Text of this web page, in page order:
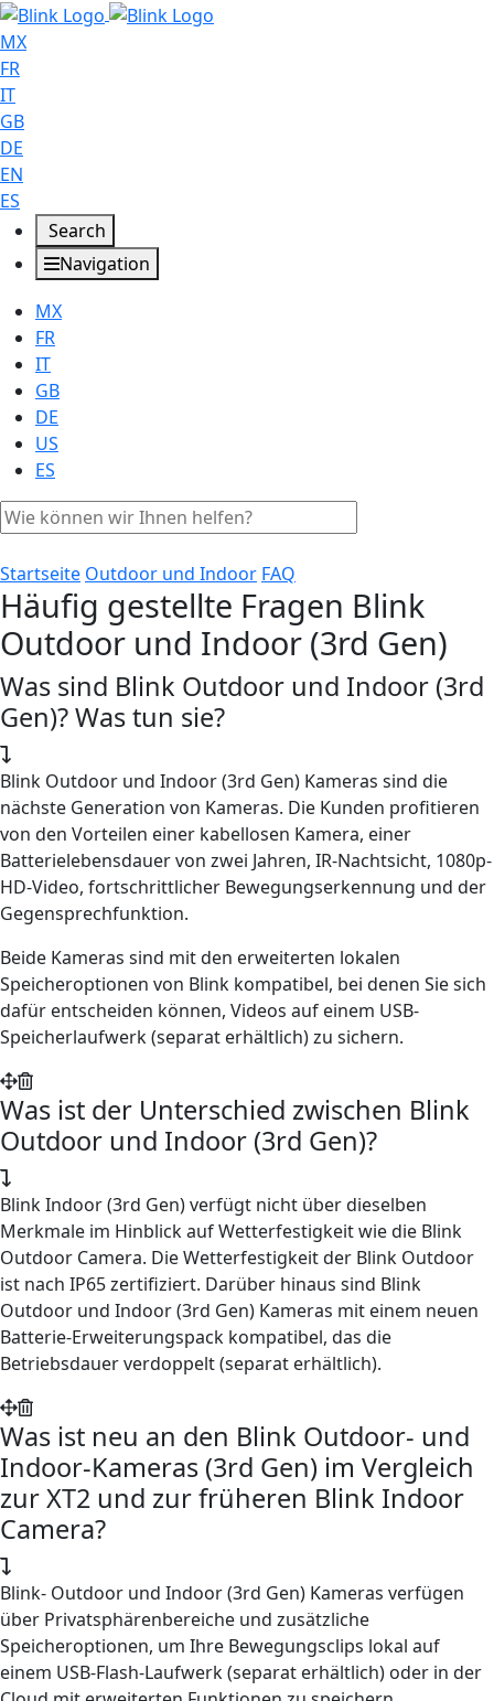
MX
FR
IT
GB
DE
EN
ES
Search
Navigation
MX
FR
IT
GB
DE
US
ES
Startseite Outdoor und Indoor FAQ
Häufig gestellte Fragen Blink
Outdoor und Indoor (3rd Gen)
Was sind Blink Outdoor und Indoor (3rd
Gen)? Was tun sie?
Blink Outdoor und Indoor (3rd Gen) Kameras sind die
nächste Generation von Kameras. Die Kunden profitieren
von den Vorteilen einer kabellosen Kamera, einer
Batterielebensdauer von zwei Jahren, IR-Nachtsicht, 1080p-
HD-Video, fortschrittlicher Bewegungserkennung und der
Gegensprechfunktion.
Beide Kameras sind mit den erweiterten lokalen
Speicheroptionen von Blink kompatibel, bei denen Sie sich
dafür entscheiden können, Videos auf einem USB-
Speicherlaufwerk (separat erhältlich) zu sichern.
Was ist der Unterschied zwischen Blink
Outdoor und Indoor (3rd Gen)?
Blink Indoor (3rd Gen) verfügt nicht über dieselben
Merkmale im Hinblick auf Wetterfestigkeit wie die Blink
Outdoor Camera. Die Wetterfestigkeit der Blink Outdoor
ist nach IP65 zertifiziert. Darüber hinaus sind Blink
Outdoor und Indoor (3rd Gen) Kameras mit einem neuen
Batterie-Erweiterungspack kompatibel, das die
Betriebsdauer verdoppelt (separat erhältlich).
Was ist neu an den Blink Outdoor- und
Indoor-Kameras (3rd Gen) im Vergleich
zur XT2 und zur früheren Blink Indoor
Camera?
Blink- Outdoor und Indoor (3rd Gen) Kameras verfügen
über Privatsphärenbereiche und zusätzliche
Speicheroptionen, um Ihre Bewegungsclips lokal auf
einem USB-Flash-Laufwerk (separat erhältlich) oder in der